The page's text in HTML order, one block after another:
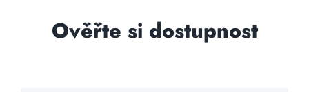
Ověřte si dostupnost